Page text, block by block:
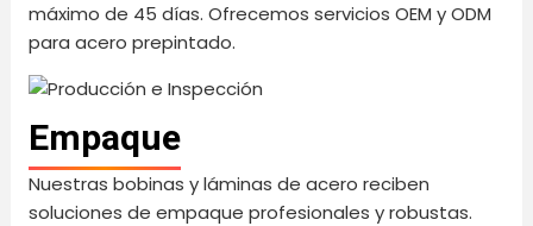
máximo de 45 días. Ofrecemos servicios OEM y ODM
para acero prepintado.
Empaque
Nuestras bobinas y láminas de acero reciben
soluciones de empaque profesionales y robustas.